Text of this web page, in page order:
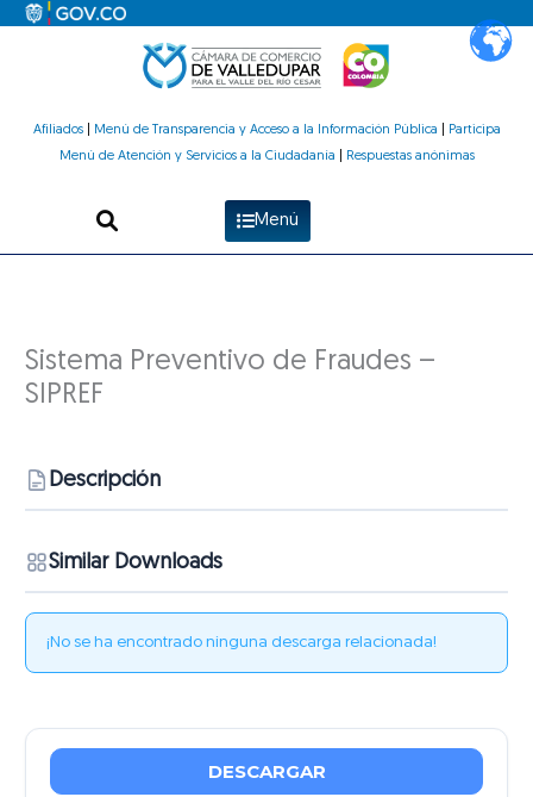
Afiliados| Menú de Transparencia y Acceso a la Información Pública
Participa
Menú de Atención y Servicios a la Ciudadanía
Respuestas anónimas
Menú
Sistema Preventivo de Fraudes –
SIPREF
Descripción
Similar Downloads
¡No se ha encontrado ninguna descarga relacionada!
DESCARGAR